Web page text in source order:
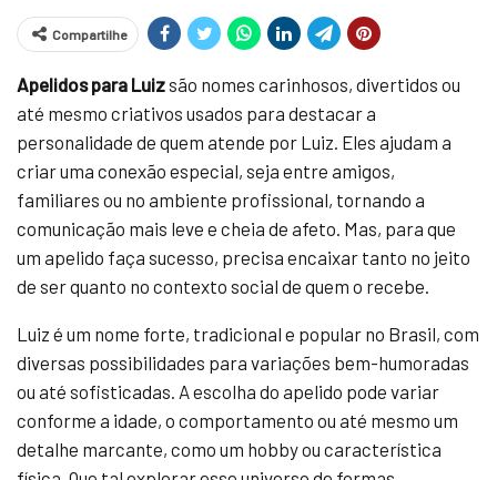
Compartilhe
Apelidos para Luizsão nomes carinhosos, divertidos ou
até mesmo criativos usados para destacar a
personalidade de quem atende por Luiz. Eles ajudam a
criar uma conexão especial, seja entre amigos,
familiares ou no ambiente profissional, tornando a
comunicação mais leve e cheia de afeto. Mas, para que
um apelido faça sucesso, precisa encaixar tanto no jeito
de ser quanto no contexto social de quem o recebe.
Luiz é um nome forte, tradicional e popular no Brasil, com
diversas possibilidades para variações bem-humoradas
ou até sofisticadas. A escolha do apelido pode variar
conforme a idade, o comportamento ou até mesmo um
detalhe marcante, como um hobby ou característica